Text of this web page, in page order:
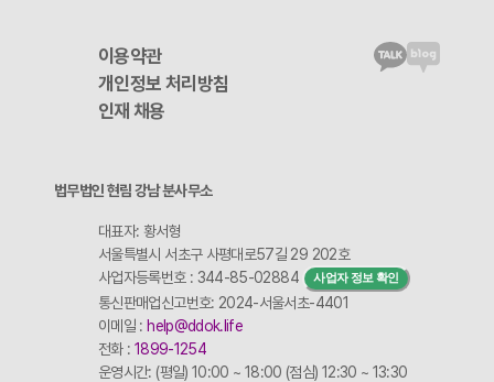
이용약관
개인정보 처리방침
인재 채용
법무법인 현림 강남 분사무소
대표자: 황서형
서울특별시 서초구 사평대로57길 29 202호
사업자등록번호 : 344-85-02884
사업자 정보 확인
통신판매업신고번호: 2024-서울서초-4401
이메일 : help@ddok.life
전화 : 1899-1254
운영시간: (평일) 10:00 ~ 18:00 (점심) 12:30 ~ 13:30